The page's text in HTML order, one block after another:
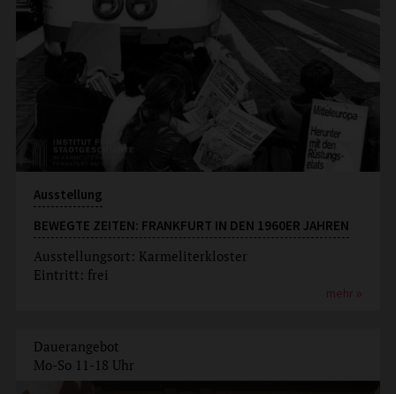
Ausstellung
BEWEGTE ZEITEN: FRANKFURT IN DEN 1960ER JAHREN
Ausstellungsort: Karmeliterkloster
Eintritt: frei
mehr
Dauerangebot
Mo-So 11-18 Uhr